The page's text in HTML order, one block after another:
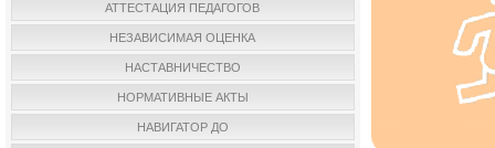
АТТЕСТАЦИЯ ПЕДАГОГОВ
НЕЗАВИСИМАЯ ОЦЕНКА
НАСТАВНИЧЕСТВО
НОРМАТИВНЫЕ АКТЫ
НАВИГАТОР ДО